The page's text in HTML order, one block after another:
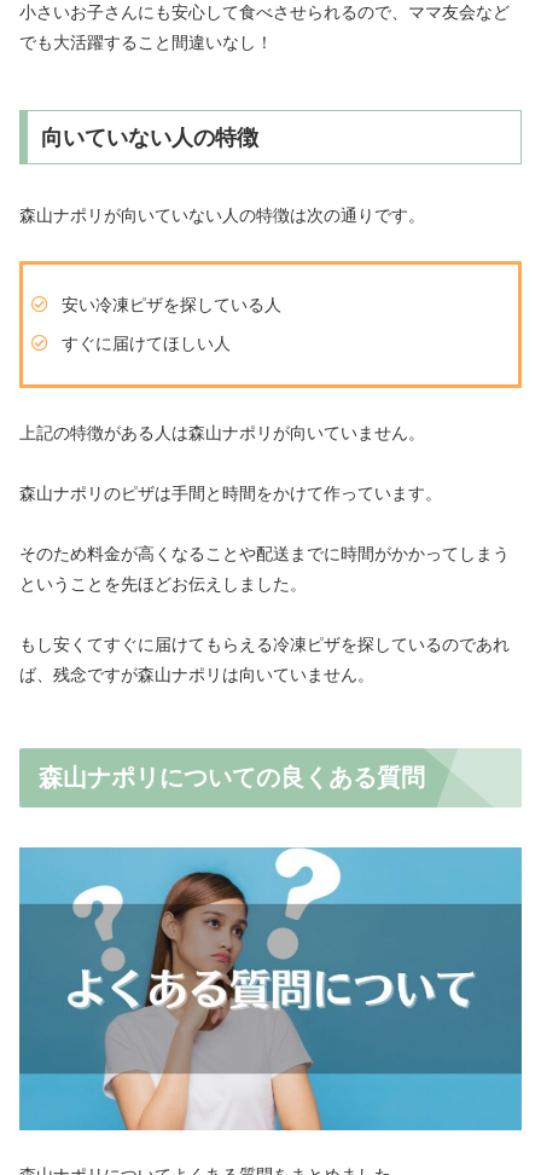
小さいお子さんにも安心して食べさせられるので、ママ友会など
でも大活躍すること間違いなし！
向いていない人の特徴
森山ナポリが向いていない人の特徴は次の通りです。
安い冷凍ピザを探している人
すぐに届けてほしい人
上記の特徴がある人は森山ナポリが向いていません。
森山ナポリのピザは手間と時間をかけて作っています。
そのため料金が高くなることや配送までに時間がかかってしまう
ということを先ほどお伝えしました。
もし安くてすぐに届けてもらえる冷凍ピザを探しているのであれ
ば、残念ですが森山ナポリは向いていません。
森山ナポリについての良くある質問